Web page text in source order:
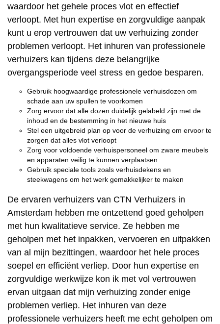
waardoor het gehele proces vlot en effectief
verloopt. Met hun expertise en zorgvuldige aanpak
kunt u erop vertrouwen dat uw verhuizing zonder
problemen verloopt. Het inhuren van professionele
verhuizers kan tijdens deze belangrijke
overgangsperiode veel stress en gedoe besparen.
Gebruik hoogwaardige professionele verhuisdozen om
schade aan uw spullen te voorkomen
Zorg ervoor dat alle dozen duidelijk gelabeld zijn met de
inhoud en de bestemming in het nieuwe huis
Stel een uitgebreid plan op voor de verhuizing om ervoor te
zorgen dat alles vlot verloopt
Zorg voor voldoende verhuispersoneel om zware meubels
en apparaten veilig te kunnen verplaatsen
Gebruik speciale tools zoals verhuisdekens en
steekwagens om het werk gemakkelijker te maken
De ervaren verhuizers van CTN Verhuizers in
Amsterdam hebben me ontzettend goed geholpen
met hun kwalitatieve service. Ze hebben me
geholpen met het inpakken, vervoeren en uitpakken
van al mijn bezittingen, waardoor het hele proces
soepel en efficiënt verliep. Door hun expertise en
zorgvuldige werkwijze kon ik met vol vertrouwen
ervan uitgaan dat mijn verhuizing zonder enige
problemen verliep. Het inhuren van deze
professionele verhuizers heeft me echt geholpen om